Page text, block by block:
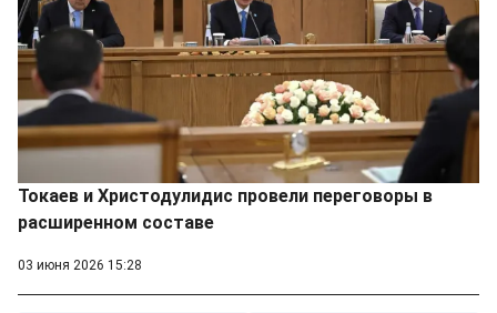
Токаев и Христодулидис провели переговоры в
расширенном составе
03 июня 2026 15:28